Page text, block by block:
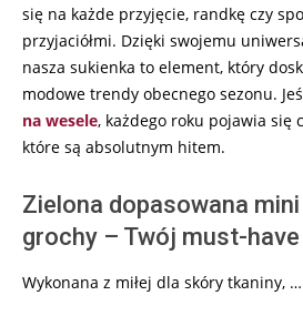
się na każde przyjęcie, randkę czy
przyjaciółmi. Dzięki swojemu
nasza sukienka to element, który
modowe trendy obecnego sezonu.
na wesele, każdego roku pojawia się
które są absolutnym hitem.
Zielona dopasowana
grochy – Twój must-
Wykonana z miłej dla skóry tkaniny, …